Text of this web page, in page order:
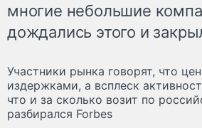
многие небольшие
дождались этого и
Участники рынка говорят, что
издержками, а всплеск
что и за сколько возит по
разбирался Forbes